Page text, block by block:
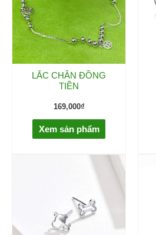
LẮC CHÂN ĐỒNG
TIỀN
169,000₫
Xem sản phẩm